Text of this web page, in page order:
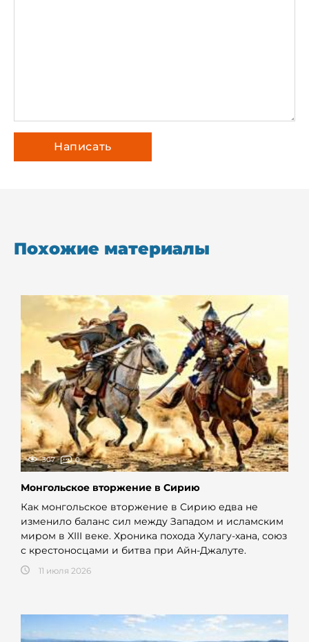
Похожие материалы
307 0
Монгольское вторжение в Сирию
Как монгольское вторжение в Сирию едва не
изменило баланс сил между Западом и исламским
миром в XIII веке. Хроника похода Хулагу-хана, союз
с крестоносцами и битва при Айн-Джалуте.
11 июля 2026